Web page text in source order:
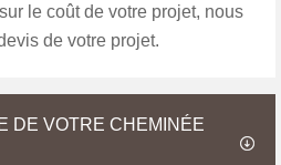
le coût de votre projet, nous
de votre projet.
DE VOTRE CHEMINÉE